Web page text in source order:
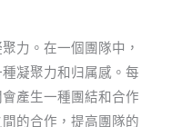
力。在一個團隊中，
凝聚力和归属感。每
產生一種團結和合作
的合作，提高團隊的